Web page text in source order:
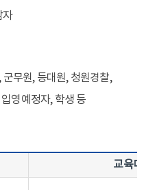
자
무원, 등대원, 청원경찰,
영예정자, 학생 등
교육